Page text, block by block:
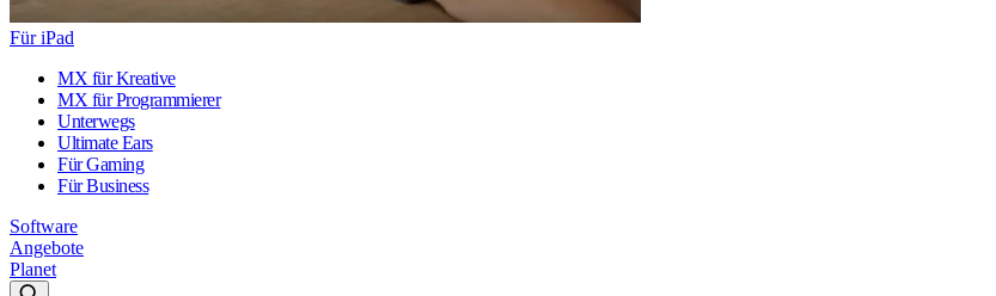
Für iPad
MX für Kreative
MX für Programmierer
Unterwegs
Ultimate Ears
Für Gaming
Für Business
Software
Angebote
Planet